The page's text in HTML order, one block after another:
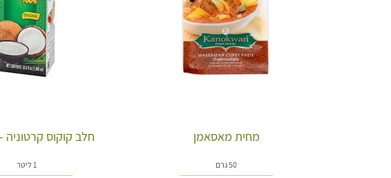
מחית מאסאמן
50 גרם
חלב קוקוס קרטוניה - AROY D
1 ליטר